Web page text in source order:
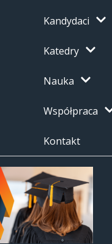
Kandydaci
Katedry
Nauka
Współpraca
Kontakt